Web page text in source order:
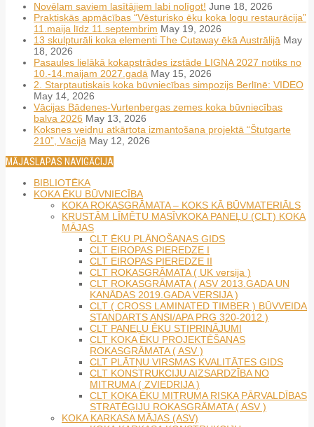
Novēlam saviem lasītājiem labi nolīgot! June 18, 2026
Praktiskās apmācības “Vēsturisko ēku koka logu restaurācija”
11.maija līdz 11.septembrim May 19, 2026
13 skulpturāli koka elementi The Cutaway ēkā Austrālijā May
18, 2026
Pasaules lielākā kokapstrādes izstāde LIGNA 2027 notiks no
10.-14.maijam 2027.gadā May 15, 2026
2. Starptautiskais koka būvniecības simpozijs Berlīnē: VIDEO
May 14, 2026
Vācijas Bādenes-Vurtenbergas zemes koka būvniecības
balva 2026 May 13, 2026
Koksnes veidņu atkārtota izmantošana projektā “Štutgarte
210”, Vācijā May 12, 2026
MĀJASLAPAS NAVIGĀCIJA
BIBLIOTĒKA
KOKA ĒKU BŪVNIECĪBA
KOKA ROKASGRĀMATA – KOKS KĀ BŪVMATERIĀLS
KRUSTĀM LĪMĒTU MASĪVKOKA PANEĻU (CLT) KOKA
MĀJAS
CLT ĒKU PLĀNOŠANAS GIDS
CLT EIROPAS PIEREDZE I
CLT EIROPAS PIEREDZE II
CLT ROKASGRĀMATA ( UK versija )
CLT ROKASGRĀMATA ( ASV 2013.GADA UN
KANĀDAS 2019.GADA VERSIJA )
CLT ( CROSS LAMINATED TIMBER ) BŪVVEIDA
STANDARTS ANSI/APA PRG 320-2012 )
CLT PANEĻU ĒKU STIPRINĀJUMI
CLT KOKA ĒKU PROJEKTĒŠANAS
ROKASGRĀMATA ( ASV )
CLT PLĀTŅU VIRSMAS KVALITĀTES GIDS
CLT KONSTRUKCIJU AIZSARDZĪBA NO
MITRUMA ( ZVIEDRIJA )
CLT KOKA ĒKU MITRUMA RISKA PĀRVALDĪBAS
STRATĒĢIJU ROKASGRĀMATA ( ASV )
KOKA KARKASA MĀJAS (ASV)